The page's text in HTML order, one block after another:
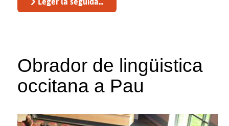
Obrador de lingüistica
occitana a Pau